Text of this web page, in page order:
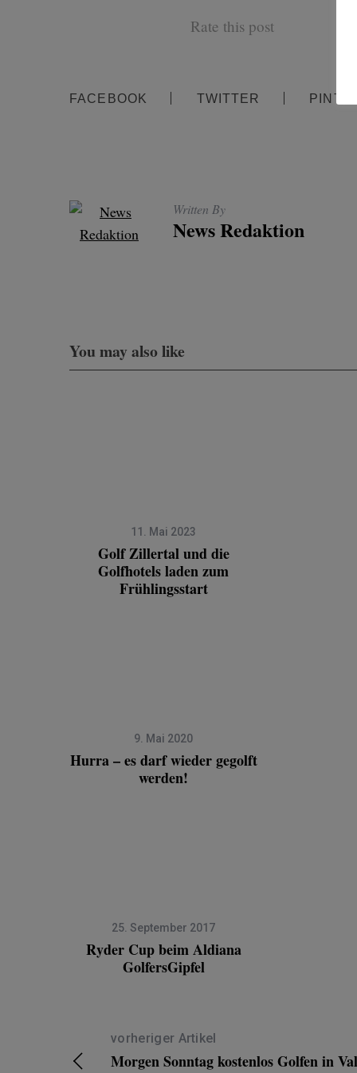
Rate this post
FACEBOOK TWITTER
Written By
News Redaktion
You may also like
11. Mai 2023
Golf Zillertal und die
Golfhotels laden zum
Frühlingsstart
9. Mai 2020
Hurra – es darf wieder gegolft
werden!
25. September 2017
Ryder Cup beim Aldiana
GolfersGipfel
vorheriger Artikel
Morgen Sonntag kostenlos Golfen in